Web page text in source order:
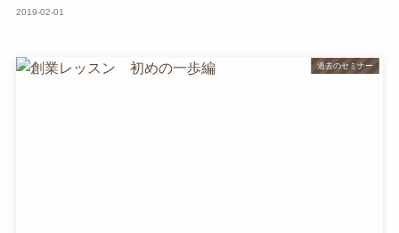
2019-02-01
過去のセミナー